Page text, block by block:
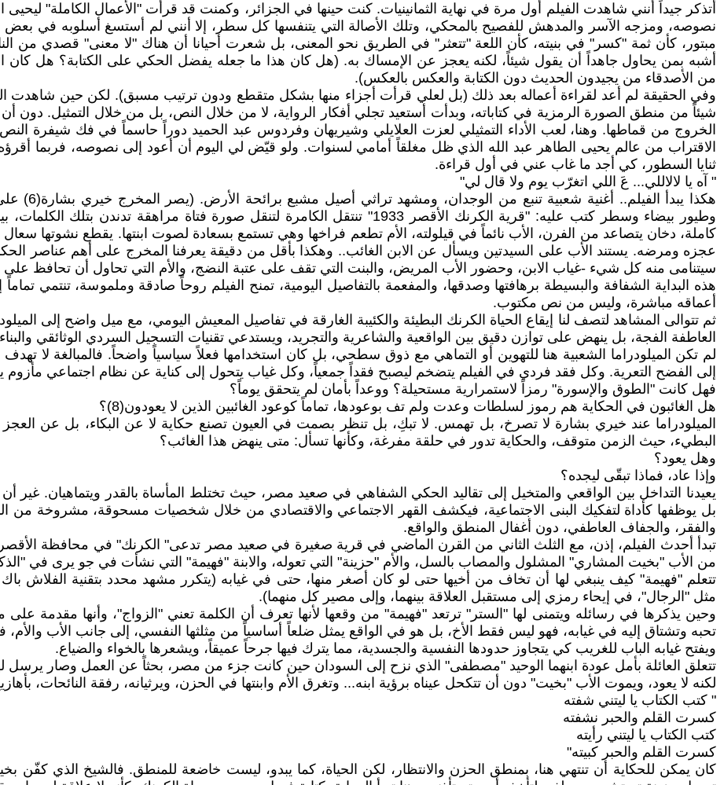
أتذكر جيداً أنني شاهدت الفيلم أول مرة في نهاية الثمانينيات. كنت حينها في الجزائر، وكمنت قد قرأت "الأعمال الكاملة"
نصوصه، ومزجه الآسر والمدهش للفصيح بالمحكي، وتلك الأصالة التي يتنفسها كل سطر، إلا أنني لم أستسغ أسلوبه في
مبتور، كأن ثمة "كسر" في بنيته، كأن اللعة "تتعثر" في الطريق نحو المعنى، بل شعرت أحيانا أن هناك "لا معنى" قصدي من
أشبه بمن يحاول جاهداً أن يقول شيئاً، لكنه يعجز عن الإمساك به. (هل كان هذا ما جعله يفضل الحكي على الكتابة؟ هل كان
من الأصدقاء من يجيدون الحديث دون الكتابة والعكس بالعكس).
وفي الحقيقة لم أعد لقراءة أعماله بعد ذلك (بل لعلي قرأت أجزاء منها بشكل متقطع ودون ترتيب مسبق). لكن حين شاهدت
شيئاً من منطق الصورة الرمزية في كتاباته، وبدأت أستعيد تجلي أفكار الرواية، لا من خلال النص، بل من خلال التمثيل. دون
الخروج من قماطها. وهنا، لعب الأداء التمثيلي لعزت العلايلي وشيريهان وفردوس عبد الحميد دوراً حاسماً في فك شيفرة
الاقتراب من عالم يحيى الطاهر عبد الله الذي ظل مغلقاً أمامي لسنوات. ولو قيّض لي اليوم أن أعود إلى نصوصه، فربما
ثنايا السطور، كي أجد ما غاب عني في أول قراءة.
" آه يا لالاللي... عَ اللي اتغرّب يوم ولا قال لي"
هكذا يبدأ
وطيور بيضاء وسطر كتب عليه: "قرية الكرنك الأقصر 1933" تنتقل الكامرة لتنقل صورة فتاة
كاملة، دخان يتصاعد من الفرن، الأب نائماً في قيلولته، الأم تطعم فراخها وهي تستمع بسعادة لصوت ابنتها. يقطع نشوتها
عجزه ومرضه. يستند الأب على السيدتين ويسأل عن الابن الغائب.. وهكذا بأقل من دقيقة يعرفنا المخرج على أهم عناصر
سيتنامى منه كل شيء -غياب الابن، وحضور الأب المريض، والبنت التي تقف على عتبة النضج، والأم التي تحاول أن تحافظ على
هذه البداية الشفافة والبسيطة برهافتها وصدقها، والمفعمة بالتفاصيل اليومية، تمنح الفيلم روحاً صادقة وملموسة، تنتمي
أعماقه مباشرة، وليس من نص مكتوب.
العاطفة الفجة، بل ينهض على توازن دقيق بين الواقعية والشاعرية والتجريد، ويستدعي تقنيات التسجيل السردي الوثائقي
لم تكن الميلودراما الشعبية هنا للتهوين أو التماهي مع ذوق سطحي، بل كان استخدامها فعلاً سياسياً واضحاً. فالمبالغة لا
إلى الفضح التعرية. وكل فقد فردي في الفيلم يتضخم ليصبح فقداً جمعياً، وكل غياب يتحول إلى كناية عن نظام اجتماعي مأزوم
فهل كانت "الطوق والإسورة" رمزاً لاستمرارية مستحيلة؟ ووعداً بأمان لم يتحقق يوماً؟
هل الغائبون في الحكاية هم رموز لسلطات وعدت ولم تف بوعودها، تماماً كوعود الغائبين الذين لا يعودون(8)؟
الميلودراما عند خيري بشارة لا تصرخ، بل تهمس. لا تبكِ، بل تنظر بصمت في العيون تصنع حكاية لا عن البكاء، بل عن
البطيء، حيث الزمن متوقف، والحكاية تدور في حلقة مفرغة، وكأنها تسأل: متى ينهض هذا الغائب؟
وهل يعود؟
وإذا عاد، فماذا تبقّى ليجده؟
يعيدنا التداخل بين الواقعي والمتخيل إلى تقاليد الحكي الشفاهي في صعيد مصر، حيث تختلط المأساة بالقدر ويتماهيان. غير أن
بل يوظفها كأداة لتفكيك البنى الاجتماعية، فيكشف القهر الاجتماعي والاقتصادي من خلال شخصيات مسحوقة، مشروخة من
والفقر، والجفاف العاطفي، دون أغفال المنطق والواقع.
تبدأ أحدث الفيلم، إذن، مع الثلث الثاني من القرن الماضي في قرية صغيرة في صعيد مصر تدعى" الكرنك" في محافظة
من الأب "بخيت المشاري" المشلول والمصاب بالسل، والأم "حزينة" التي تعوله، والابنة "فهيمة" التي نشأت في جو يرى في
تتعلم "فهيمة" كيف ينبغي لها أن تخاف من أخيها حتى لو كان أصغر منها، حتى في غيابه (يتكرر مشهد محدد بتقنية الفلاش
مثل "الرجال"، في إيحاء رمزي إلى مستقبل العلاقة بينهما، وإلى مصير كل منهما).
وحين يذكرها في رسائله ويتمنى لها "الستر" ترتعد "فهيمة" من وقعها لأنها تعرف أن الكلمة تعني "الزواج"، وأنها مقدمة
تحبه وتشتاق إليه في غيابه، فهو ليس فقط الأخ، بل هو في الواقع يمثل ضلعاً أساسياً من مثلثها النفسي، إلى جانب الأب والأم،
ويفتح غيابه الباب للغريب كي يتجاوز حدودها النفسية والجسدية، مما يترك فيها جرحاً عميقاً، ويشعرها بالخواء والضياع.
تتعلق العائلة بأمل عودة ابنهما الوحيد "مصطفى" الذي نزح إلى السودان حين كانت جزء من مصر، بحثاً عن العمل وصار يرسل
لكنه لا يعود، ويموت الأب "بخيت" دون أن تتكحل عيناه برؤية ابنه... وتغرق الأم وابنتها في الحزن، ويرثيانه، رفقة النائحات،
" كتب الكتاب يا ليتني شفته
كسرت القلم والحبر نشفته
كتب الكتاب يا ليتني رأيته
كسرت القلم والحبر كبيته"
كان يمكن للحكاية أن تنتهي هنا، بمنطق الحزن والانتظار، لكن الحياة، كما يبدو، ليست خاضعة للمنطق. فالشيخ الذي كفّن